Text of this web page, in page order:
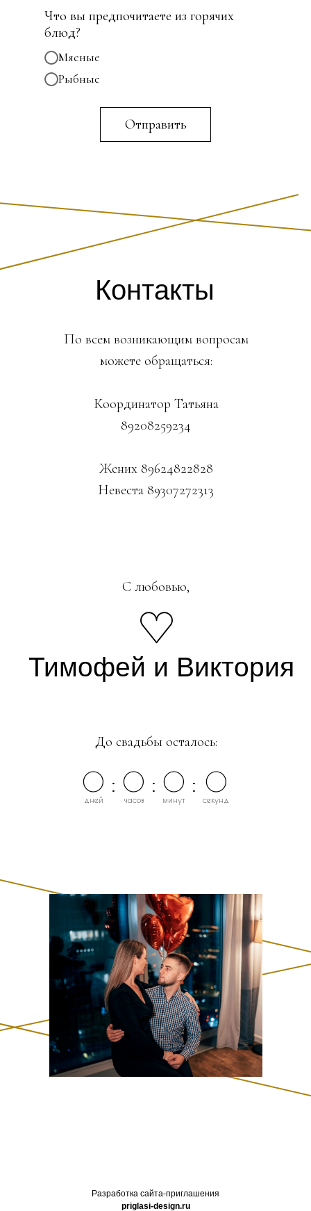
Тимофей и Виктория
Контакты
0
дней
: 0
часов
: 0
минут
: 0
секунд
До свадьбы осталось:
С любовью,
По всем возникающим вопросам
можете обращаться:
Координатор Татьяна
89208259234
Жених 89624822828
Невеста 89307272313
Что вы предпочитаете из горячих
блюд?
Мясные
Рыбные
Отправить
Разработка сайта-приглашения
priglasi-design.ru